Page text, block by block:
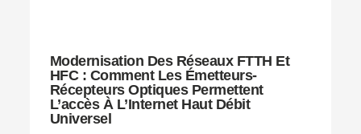
Modernisation Des Réseaux FTTH Et
HFC : Comment Les Émetteurs-
Récepteurs Optiques Permettent
L’accès À L’Internet Haut Débit
Universel